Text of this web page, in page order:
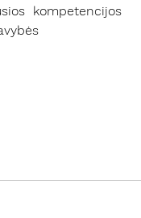
kompetencijos